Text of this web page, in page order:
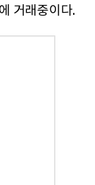
거래중이다.